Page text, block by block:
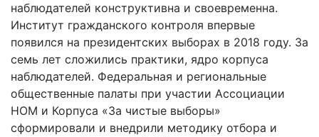
наблюдателей конструктивна и своевременна.
Институт гражданского контроля впервые
появился на президентских выборах в 2018 году. За
семь лет сложились практики, ядро корпуса
наблюдателей. Федеральная и региональные
общественные палаты при участии Ассоциации
НОМ и Корпуса «За чистые выборы»
сформировали и внедрили методику отбора и